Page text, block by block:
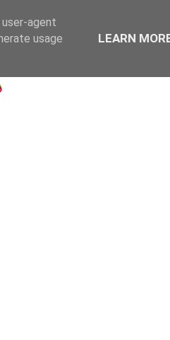
agent
usage
LEARN